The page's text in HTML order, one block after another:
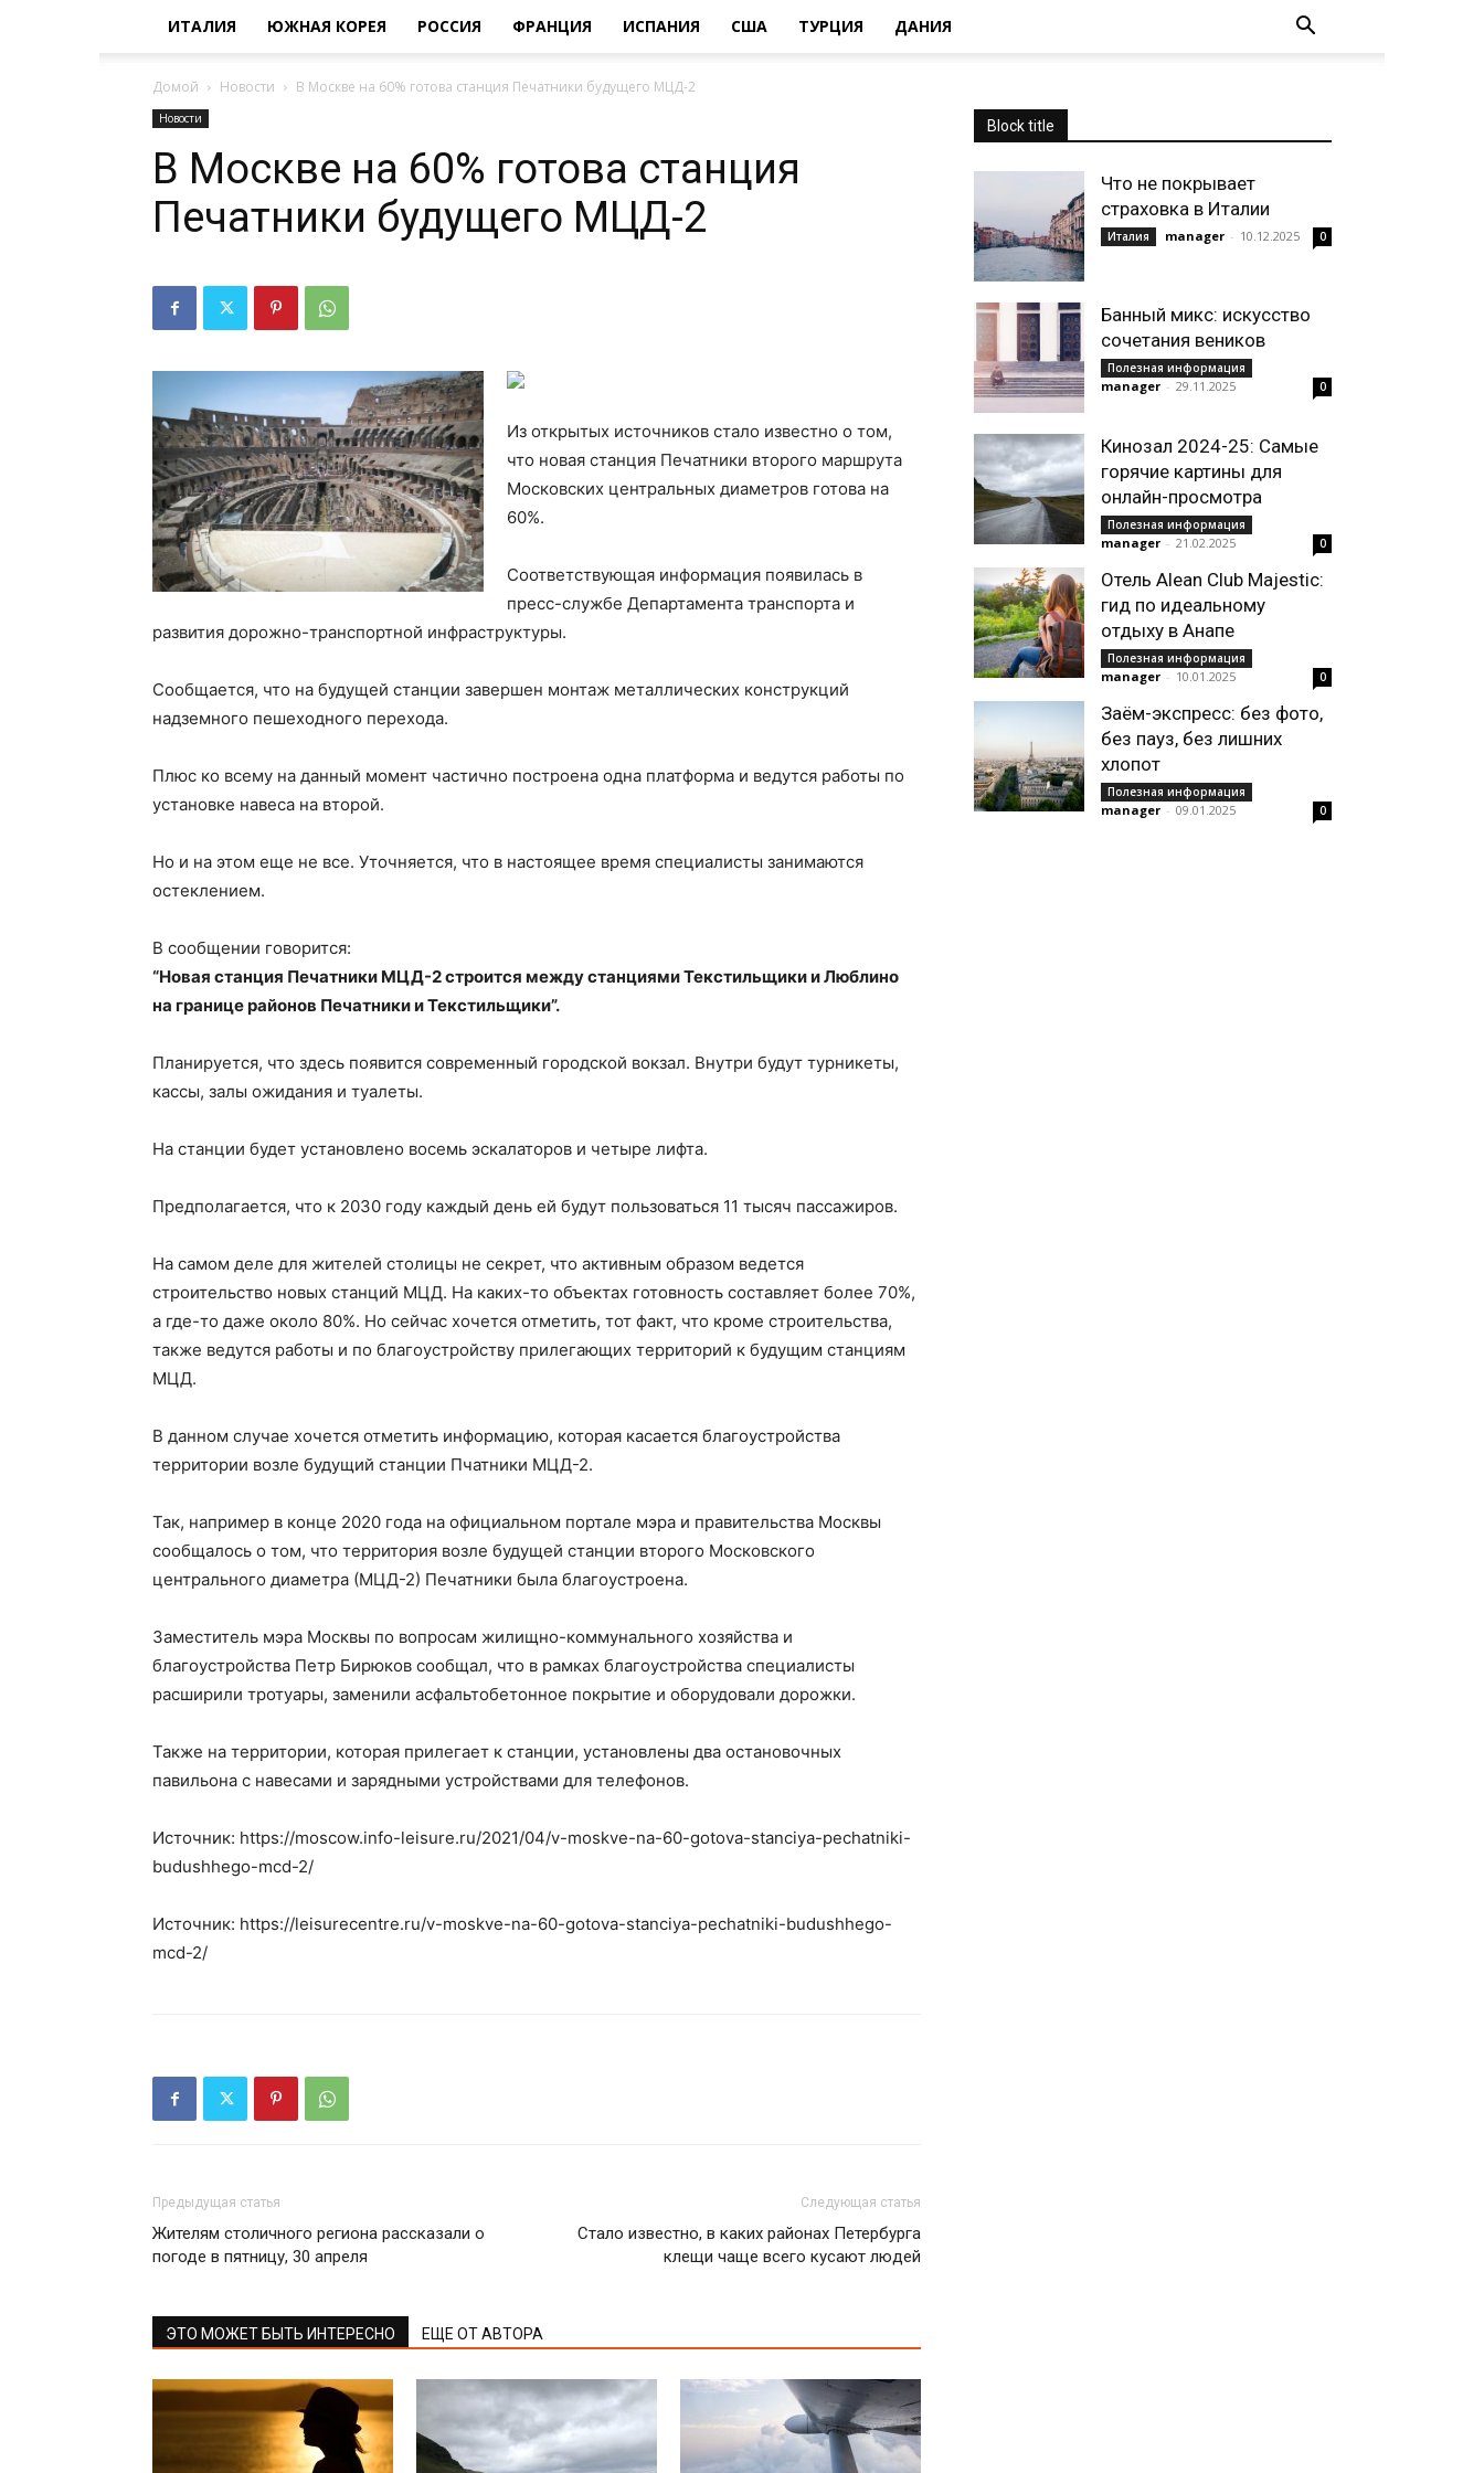
ИТАЛИЯ ЮЖНАЯ КОРЕЯ РОССИЯ ФРАНЦИЯ ИСПАНИЯ США ТУРЦИЯ ДАНИЯ
Домой Новости В Москве на 60% готова станция Печатники будущего МЦД-2
Новости
В Москве на 60% готова станция
Печатники будущего МЦД-2
Из открытых источников стало известно о том,
что новая станция Печатники второго маршрута
Московских центральных диаметров готова на
60%.
Соответствующая информация появилась в
пресс-службе Департамента транспорта и
развития дорожно-транспортной инфраструктуры.
Сообщается, что на будущей станции завершен монтаж металлических конструкций
надземного пешеходного перехода.
Плюс ко всему на данный момент частично построена одна платформа и ведутся работы по
установке навеса на второй.
Но и на этом еще не все. Уточняется, что в настоящее время специалисты занимаются
остеклением.
В сообщении говорится:
“Новая станция Печатники МЦД-2 строится между станциями Текстильщики и Люблино
на границе районов Печатники и Текстильщики”.
Планируется, что здесь появится современный городской вокзал. Внутри будут турникеты,
кассы, залы ожидания и туалеты.
На станции будет установлено восемь эскалаторов и четыре лифта.
Предполагается, что к 2030 году каждый день ей будут пользоваться 11 тысяч пассажиров.
На самом деле для жителей столицы не секрет, что активным образом ведется
строительство новых станций МЦД. На каких-то объектах готовность составляет более 70%,
а где-то даже около 80%. Но сейчас хочется отметить, тот факт, что кроме строительства,
также ведутся работы и по благоустройству прилегающих территорий к будущим станциям
МЦД.
В данном случае хочется отметить информацию, которая касается благоустройства
территории возле будущий станции Пчатники МЦД-2.
Так, например в конце 2020 года на официальном портале мэра и правительства Москвы
сообщалось о том, что территория возле будущей станции второго Московского
центрального диаметра (МЦД-2) Печатники была благоустроена.
Заместитель мэра Москвы по вопросам жилищно-коммунального хозяйства и
благоустройства Петр Бирюков сообщал, что в рамках благоустройства специалисты
расширили тротуары, заменили асфальтобетонное покрытие и оборудовали дорожки.
Также на территории, которая прилегает к станции, установлены два остановочных
павильона с навесами и зарядными устройствами для телефонов.
Источник: https://moscow.info-leisure.ru/2021/04/v-moskve-na-60-gotova-stanciya-pechatniki-
budushhego-mcd-2/
Источник: https://leisurecentre.ru/v-moskve-na-60-gotova-stanciya-pechatniki-budushhego-
mcd-2/
Предыдущая статья
Жителям столичного региона рассказали о
погоде в пятницу, 30 апреля
Следующая статья
Стало известно, в каких районах Петербурга
клещи чаще всего кусают людей
ЭТО МОЖЕТ БЫТЬ ИНТЕРЕСНО ЕЩЕ ОТ АВТОРА
Block title
Что не покрывает
страховка в Италии
Италия manager - 10.12.2025 0
Банный микс: искусство
сочетания веников
Полезная информация
manager - 29.11.2025 0
Кинозал 2024-25: Самые
горячие картины для
онлайн-просмотра
Полезная информация
manager - 21.02.2025 0
Отель Alean Club Majestic:
гид по идеальному
отдыху в Анапе
Полезная информация
manager - 10.01.2025 0
Заём-экспресс: без фото,
без пауз, без лишних
хлопот
Полезная информация
manager - 09.01.2025 0